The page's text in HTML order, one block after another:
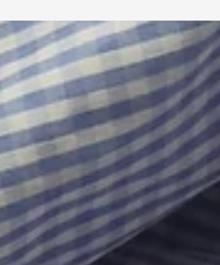
tuvojās apaļa jubileja, un viņa vēlējās pārsteigt
savus viesus ar sirsnīgām pateicības vēstulītēm —
katram personīgu un īpašu. Ideja bija ne tikai
pateikt “paldies”, bet arī kopīgi atgriezties
bērnības un jaunības atmiņās, atceroties blēņas,
smieklīgus piedzīvojumus un aizkustinošus dzīves
mirkļus. Tad sākās mans radošais process — kā šīs
vēstules pasniegt? Varbūt kā sarullētus perg